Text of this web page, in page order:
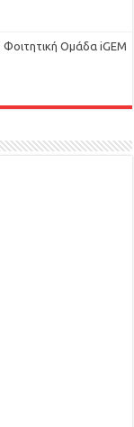
Φοιτητική Ομάδα iGEM